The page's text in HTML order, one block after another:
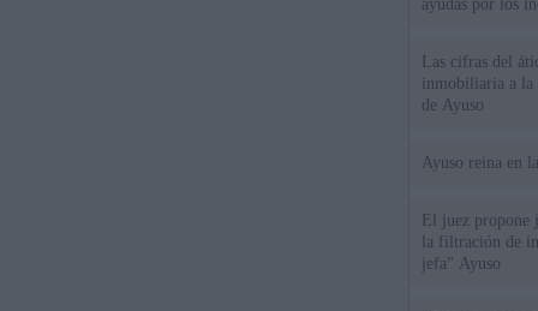
ayudas por los
Las cifras del
inmobiliaria a la
de Ayuso
Ayuso reina en
El juez propone
la filtración de
jefa" Ayuso